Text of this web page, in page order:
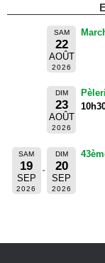
SAM
22
AOÛT
2026
DIM
23
AOÛT
2026
SAM
19
SEP
2026
DIM
20
SEP
2026